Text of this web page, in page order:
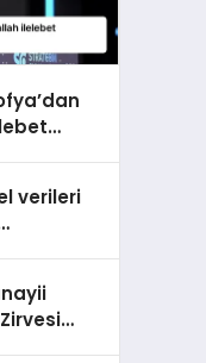
verileri